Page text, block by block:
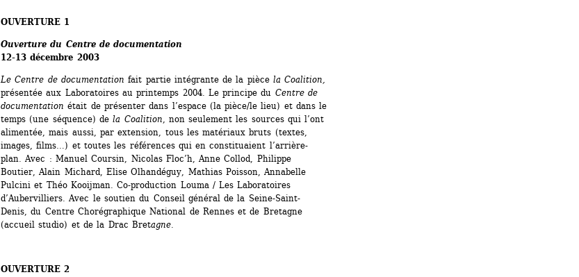
OUVERTURE 1
Ouverture du Centre de documentation
12-13 décembre 2003
Le Centre de documentation fait partie intégrante de la pièce la Coalition,
présentée aux Laboratoires au printemps 2004. Le principe du Centre de
documentation était de présenter dans l’espace (la pièce/le lieu) et dans le
temps (une séquence) de la Coalition, non seulement les sources qui l’ont
alimentée, mais aussi, par extension, tous les matériaux bruts (textes,
images, films…) et toutes les références qui en constituaient l’arrière-
plan. Avec : Manuel Coursin, Nicolas Floc’h, Anne Collod, Philippe
Boutier, Alain Michard, Elise Olhandéguy, Mathias Poisson, Annabelle
Pulcini et Théo Kooijman. Co-production Louma / Les Laboratoires
d’Aubervilliers. Avec le soutien du Conseil général de la Seine-Saint-
Denis, du Centre Chorégraphique National de Rennes et de Bretagne
(accueil studio) et de la Drac Bretagne.
OUVERTURE 2